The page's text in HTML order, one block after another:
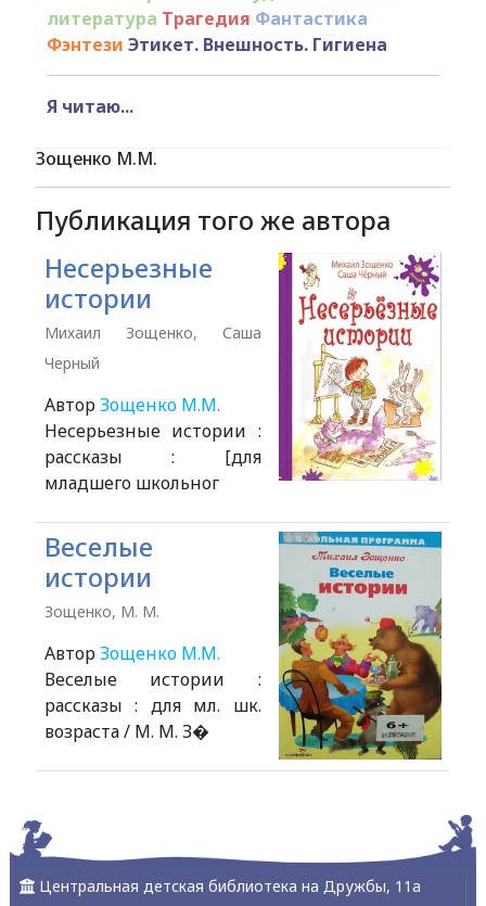
литература Трагедия Фантастика
Фэнтези Этикет. Внешность. Гигиена
Я читаю...
Зощенко М.М.
Публикация того же автора
Несерьезные
истории
Михаил Зощенко, Саша
Черный
АвторЗощенко М.М.
Несерьезные истории :
рассказы : [для
младшего школьног
Веселые
истории
Зощенко, М. М.
АвторЗощенко М.М.
Веселые истории :
рассказы : для мл. шк.
возраста / М. М. З�
Центральная детская библиотека на Дружбы, 11а